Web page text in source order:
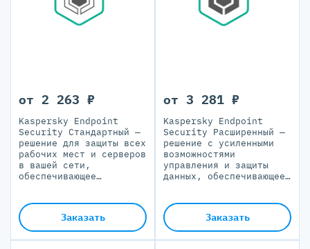
от 2 263 ₽
Kaspersky Endpoint
Security Стандартный —
решение для защиты всех
рабочих мест и серверов
в вашей сети,
обеспечивающее
управление
Заказать
от 3 281 ₽
Kaspersky Endpoint
Security Расширенный —
решение с усиленными
возможностями
управления и защиты
данных, обеспечивающее
кражи корпоративной и
финансовой информации
Заказать